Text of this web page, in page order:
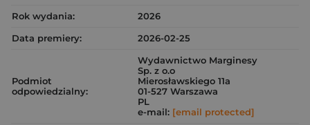
Rok wydania:
2026
Data premiery:
2026-02-25
Podmiot
odpowiedzialny:
Wydawnictwo Marginesy
Sp. z o.o
Mierosławskiego 11a
01-527 Warszawa
PL
e-mail: [email protected]